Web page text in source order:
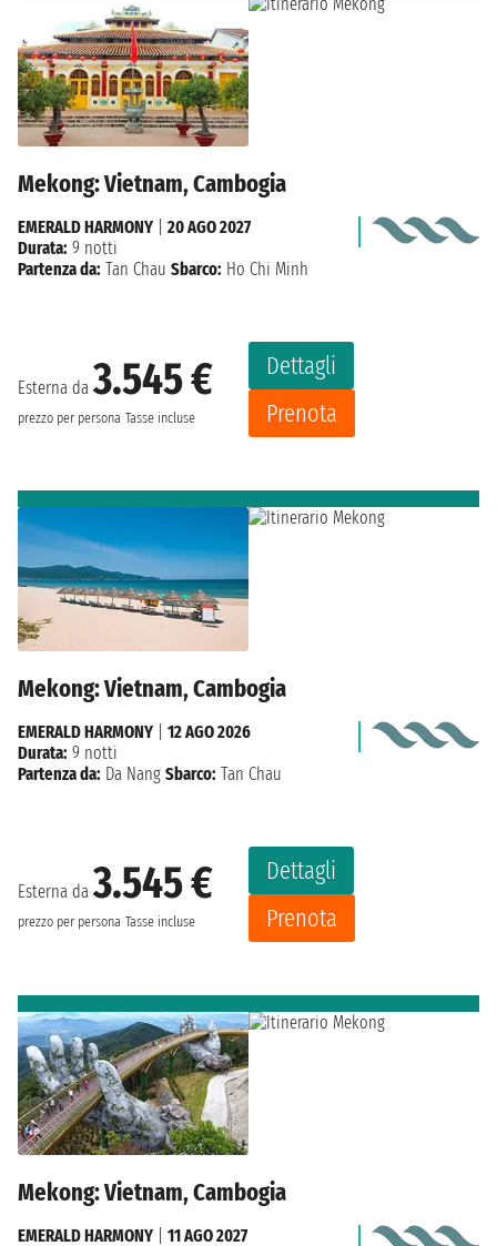
Mekong: Vietnam, Cambogia
Esterna da3.545 €
prezzo per persona Tasse incluse
Dettagli
Prenota
EMERALD HARMONY
20 AGO 2027
Durata: 9 notti
Partenza da: Tan Chau Sbarco: Ho Chi Minh
Mekong: Vietnam, Cambogia
Esterna da3.545 €
prezzo per persona Tasse incluse
Dettagli
Prenota
EMERALD HARMONY
12 AGO 2026
Durata: 9 notti
Partenza da: Da Nang Sbarco: Tan Chau
Mekong: Vietnam, Cambogia
EMERALD HARMONY 11 AGO 2027